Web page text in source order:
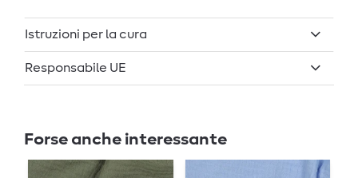
Istruzioni per la cura
Responsabile UE
Forse anche interessante